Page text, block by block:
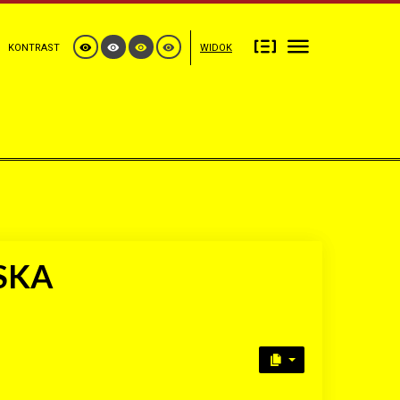
KONTRAST WIDOK